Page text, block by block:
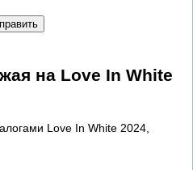
на Love In White
Love In White 2024,